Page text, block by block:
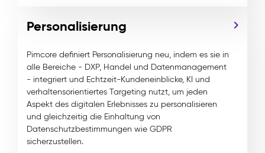
Personalisierung
Pimcore definiert Personalisierung neu, indem es sie in
alle Bereiche - DXP, Handel und Datenmanagement
- integriert und Echtzeit-Kundeneinblicke, KI und
verhaltensorientiertes Targeting nutzt, um jeden
Aspekt des digitalen Erlebnisses zu personalisieren
und gleichzeitig die Einhaltung von
Datenschutzbestimmungen wie GDPR
sicherzustellen.